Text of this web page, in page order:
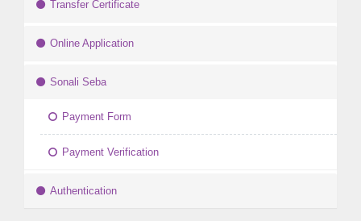
Transfer Certificate
Online Application
Sonali Seba
Payment Form
Payment Verification
Authentication